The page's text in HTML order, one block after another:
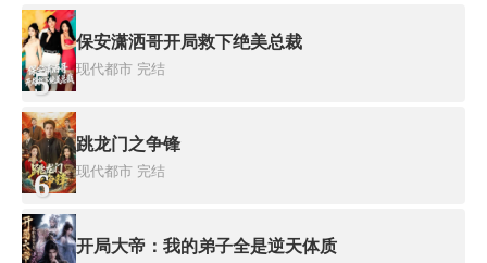
5
保安潇洒哥开局救下绝美总裁
现代都市 完结
6
跳龙门之争锋
现代都市 完结
开局大帝：我的弟子全是逆天体质